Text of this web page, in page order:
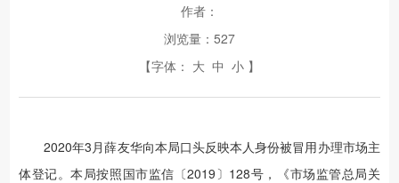
作者：
浏览量： 527
【字体： 大 中 小 】
2020年3月薛友华向本局口头反映本人身份被冒用办理市场主
体登记。本局按照国市监信〔2019〕128号，《市场监管总局关